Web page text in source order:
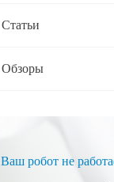
Статьи
Обзоры
Ваш робот не